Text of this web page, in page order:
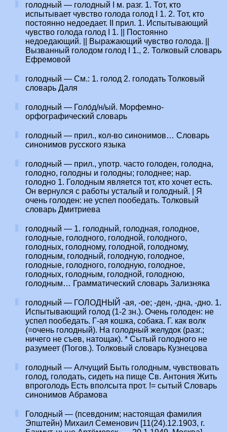
голодный — голодный I м. разг. 1. Тот, кто
испытывает чувство голода голод I 1. 2. Тот, кто
постоянно недоедает. II прил. 1. Испытывающий
чувство голода голод I 1. || Постоянно
недоедающий. || Выражающий чувство голода. ||
Вызванный голодом голод I 1., 2. Толковый словарь
Ефремовой
голодный — См.: 1. голод 2. голодать Толковый
словарь Даля
голодный — Голо́д/н/ый. Морфемно-
орфографический словарь
голодный — прил., кол-во синонимов… Словарь
синонимов русского языка
голодный — прил., употр. часто голоден, голодна,
голодно, голодны и голодны; голоднее; нар.
голодно 1. Голодным является тот, кто хочет есть.
Он вернулся с работы усталый и голодный. | Я
очень голоден: не успел пообедать. Толковый
словарь Дмитриева
голодный — 1. голодный, голодная, голодное,
голодные, голодного, голодной, голодного,
голодных, голодному, голодной, голодному,
голодным, голодный, голодную, голодное,
голодные, голодного, голодную, голодное,
голодных, голодным, голодной, голодною,
голодным… Грамматический словарь Зализняка
голодный — ГОЛОДНЫЙ -ая, -ое; -ден, -дна, -дно. 1.
Испытывающий голод (1-2 зн.). Очень голоден: не
успел пообедать. Г-ая кошка, собака. Г. как волк
(=очень голодный). На голодный желудок (разг.;
ничего не съев, натощак). * Сытый голодного не
разумеет (Погов.). Толковый словарь Кузнецова
голодный — Алчущий Быть голодным, чувствовать
голод, голодать, сидеть на пище Св. Антония Жить
впроголодь Есть вполсыта прот. != сытый Словарь
синонимов Абрамова
Голодный — (псевдоним; настоящая фамилия
Эпштейн) Михаил Семенович [11(24).12.1903, г.